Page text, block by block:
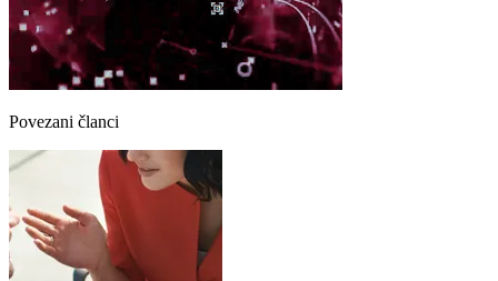
Povezani članci